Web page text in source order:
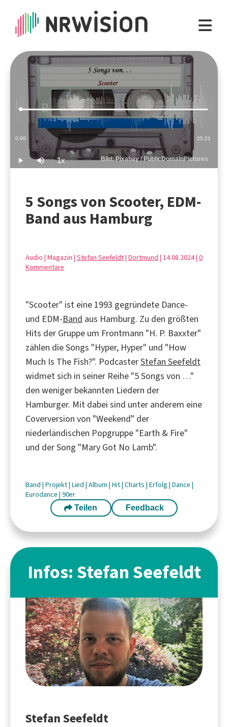
Play Mute 1xPlayback
Rate
Bild: Pixabay / PublicDomainPictures
Current
0:00 Duration
25:21
Loaded:
0.66%
5 Songs von Scooter, EDM-
Band aus Hamburg
Audio | Magazin | Stefan Seefeldt| Dortmund | 14.08.2024 | 0
Kommentare
"Scooter" ist eine 1993 gegründete Dance-
und EDM-Band aus Hamburg. Zu den größten
Hits der Gruppe um Frontmann "H. P. Baxxter"
zählen die Songs "Hyper, Hyper" und "How
Much Is The Fish?". PodcasterStefan Seefeldt
widmet sich in seiner Reihe "5 Songs von …"
den weniger bekannten Liedern der
Hamburger. Mit dabei sind unter anderem eine
Coverversion von "Weekend" der
niederländischen Popgruppe "Earth & Fire"
und der Song "Mary Got No Lamb".
Band | Projekt| Lied | Album | Hit| Charts | Erfolg | Dance |
Eurodance | 90er
Teilen Feedback
Infos: Stefan Seefeldt
Stefan Seefeldt